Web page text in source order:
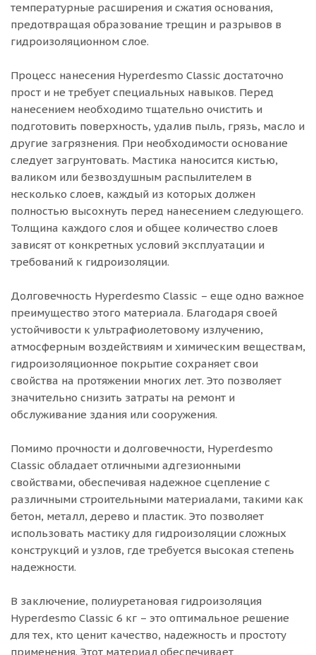
температурные расширения и сжатия основания,
предотвращая образование трещин и разрывов в
гидроизоляционном слое.
Процесс нанесения Hyperdesmo Classic достаточно
прост и не требует специальных навыков. Перед
нанесением необходимо тщательно очистить и
подготовить поверхность, удалив пыль, грязь, масло и
другие загрязнения. При необходимости основание
следует загрунтовать. Мастика наносится кистью,
валиком или безвоздушным распылителем в
несколько слоев, каждый из которых должен
полностью высохнуть перед нанесением следующего.
Толщина каждого слоя и общее количество слоев
зависят от конкретных условий эксплуатации и
требований к гидроизоляции.
Долговечность Hyperdesmo Classic – еще одно важное
преимущество этого материала. Благодаря своей
устойчивости к ультрафиолетовому излучению,
атмосферным воздействиям и химическим веществам,
гидроизоляционное покрытие сохраняет свои
свойства на протяжении многих лет. Это позволяет
значительно снизить затраты на ремонт и
обслуживание здания или сооружения.
Помимо прочности и долговечности, Hyperdesmo
Classic обладает отличными адгезионными
свойствами, обеспечивая надежное сцепление с
различными строительными материалами, такими как
бетон, металл, дерево и пластик. Это позволяет
использовать мастику для гидроизоляции сложных
конструкций и узлов, где требуется высокая степень
надежности.
В заключение, полиуретановая гидроизоляция
Hyperdesmo Classic 6 кг – это оптимальное решение
для тех, кто ценит качество, надежность и простоту
применения. Этот материал обеспечивает